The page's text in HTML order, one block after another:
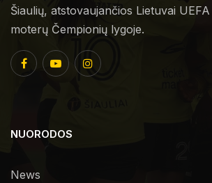
Šiaulių, atstovaujančios Lietuvai UEFA
moterų Čempionių lygoje.
NUORODOS
News